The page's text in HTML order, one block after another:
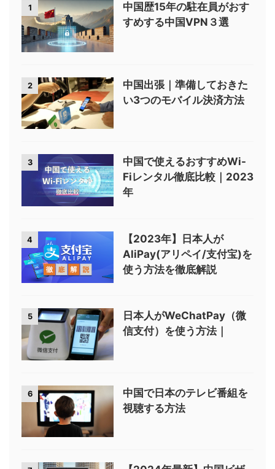
1
中国歴15年の駐在員がおす
すめする中国VPN３選
2
中国出張｜準備しておきた
い3つのモバイル決済方法
3
中国で使えるおすすめWi-
Fiレンタル徹底比較｜2023
年
4
【2023年】日本人が
AliPay(アリペイ/支付宝)を
使う方法を徹底解説
5
日本人がWeChatPay（微
信支付）を使う方法｜
6
中国で日本のテレビ番組を
視聴する方法